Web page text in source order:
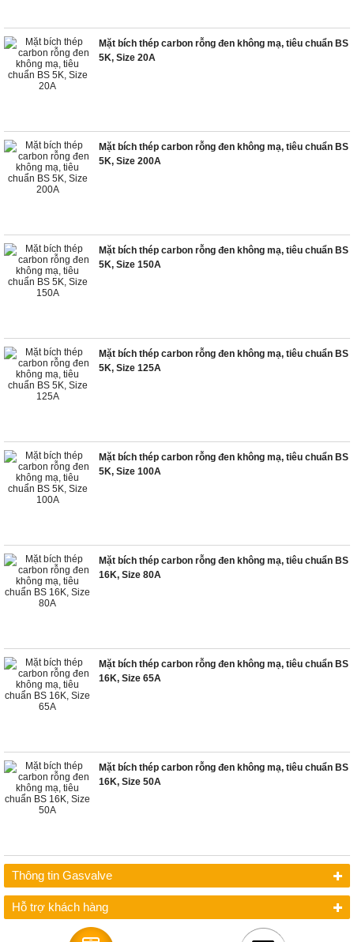
Mặt bích thép carbon rỗng đen không mạ, tiêu chuẩn BS
5K, Size 20A
Mặt bích thép carbon rỗng đen không mạ, tiêu chuẩn BS
5K, Size 200A
Mặt bích thép carbon rỗng đen không mạ, tiêu chuẩn BS
5K, Size 150A
Mặt bích thép carbon rỗng đen không mạ, tiêu chuẩn BS
5K, Size 125A
Mặt bích thép carbon rỗng đen không mạ, tiêu chuẩn BS
5K, Size 100A
Mặt bích thép carbon rỗng đen không mạ, tiêu chuẩn BS
16K, Size 80A
Mặt bích thép carbon rỗng đen không mạ, tiêu chuẩn BS
16K, Size 65A
Mặt bích thép carbon rỗng đen không mạ, tiêu chuẩn BS
16K, Size 50A
Thông tin Gasvalve
Hỗ trợ khách hàng